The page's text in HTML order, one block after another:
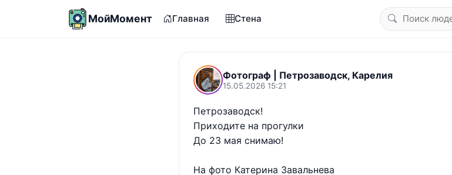
МойМомент Главная Стена
Фотограф | Петрозаводск, Карелия
15.05.2026 15:21
Петрозаводск!
Приходите на прогулки
До 23 мая снимаю!